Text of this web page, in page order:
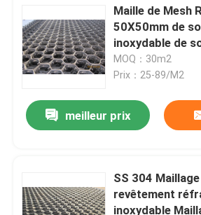
Maille de Mesh
50X50mm de
inoxydable de
AISI310S
MOQ：30m2
Prix：25-89/M2
meilleur prix
SS 304
revêtement
inoxydable